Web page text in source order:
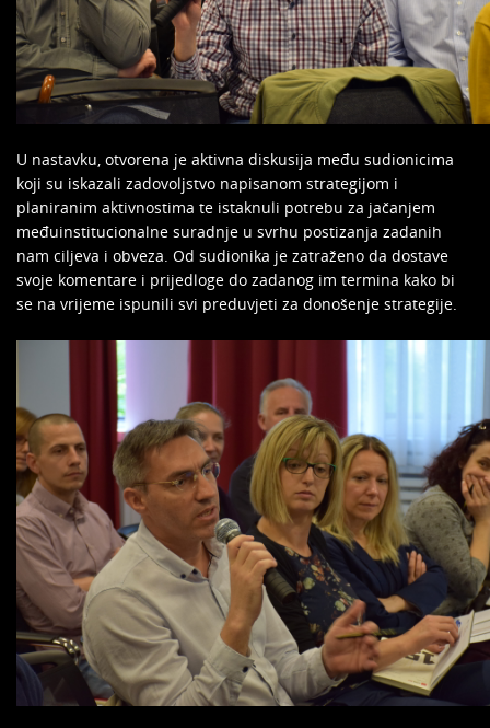
U nastavku, otvorena je aktivna diskusija među sudionicima
koji su iskazali zadovoljstvo napisanom strategijom i
planiranim aktivnostima te istaknuli potrebu za jačanjem
međuinstitucionalne suradnje u svrhu postizanja zadanih
nam ciljeva i obveza. Od sudionika je zatraženo da dostave
svoje komentare i prijedloge do zadanog im termina kako bi
se na vrijeme ispunili svi preduvjeti za donošenje strategije.